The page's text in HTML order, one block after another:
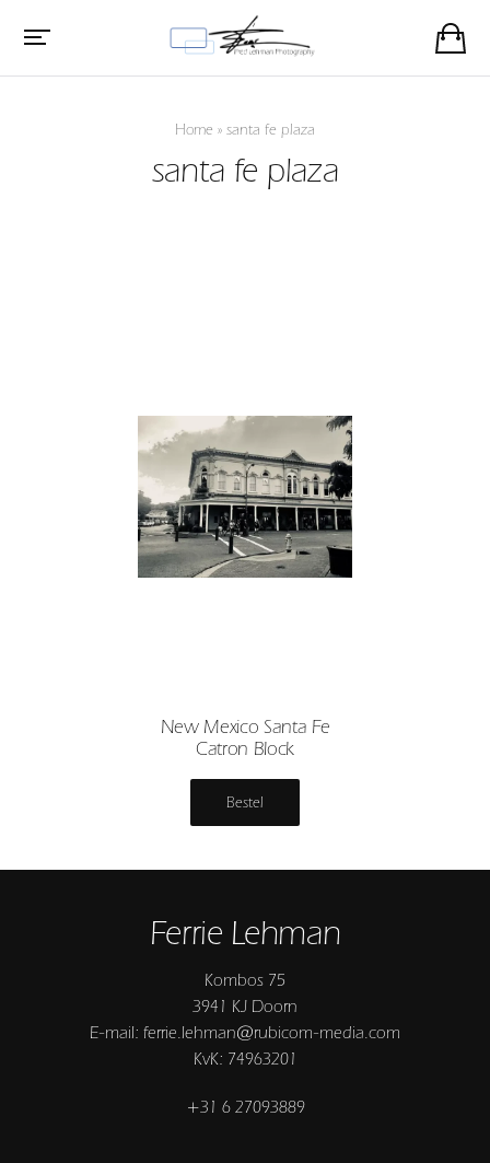
Home » santa fe plaza
santa fe plaza
New Mexico Santa Fe
Catron Block
Bestel
Ferrie Lehman
Kombos 75
3941 KJ Doorn
E-mail: ferrie.lehman@rubicom-media.com
KvK: 74963201
+31 6 27093889